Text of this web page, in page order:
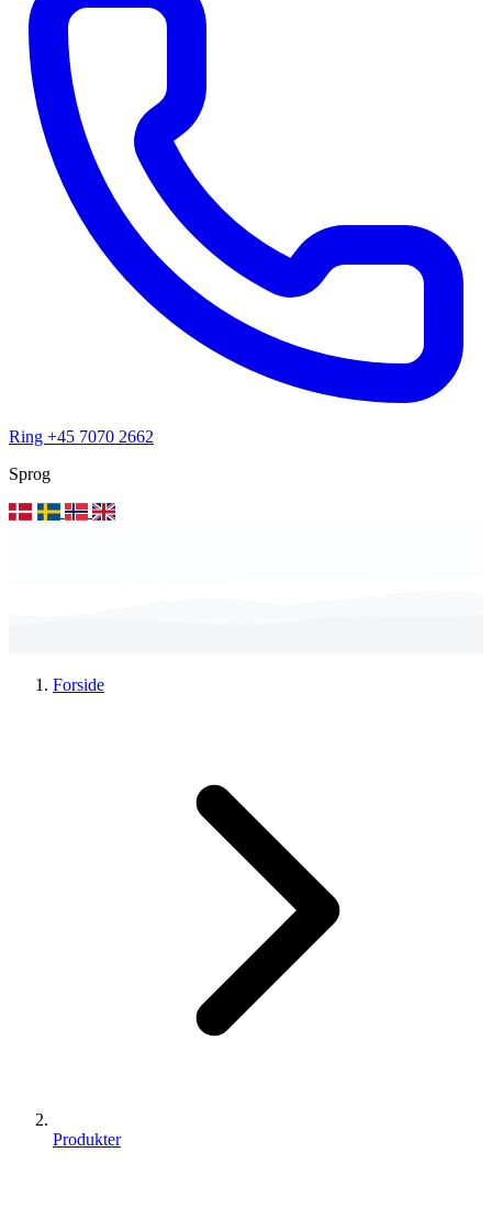
Ring +45 7070 2662
Sprog
Forside
Produkter